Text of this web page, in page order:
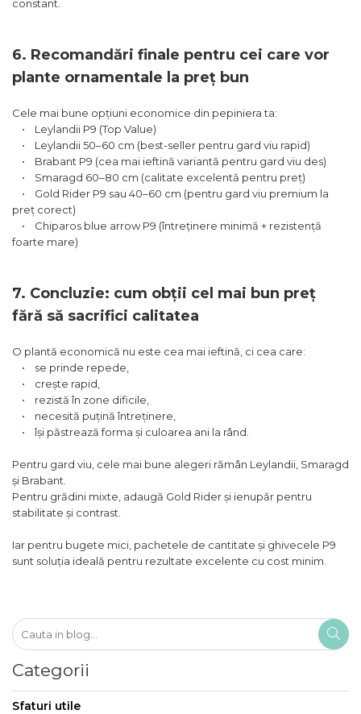
constant.
6. Recomandări finale pentru cei care vor
plante ornamentale la preț bun
Cele mai bune opțiuni economice din pepiniera ta:
• Leylandii P9 (Top Value)
• Leylandii 50–60 cm (best-seller pentru gard viu rapid)
• Brabant P9 (cea mai ieftină variantă pentru gard viu des)
• Smaragd 60–80 cm (calitate excelentă pentru preț)
• Gold Rider P9 sau 40–60 cm (pentru gard viu premium la
preț corect)
• Chiparos blue arrow P9 (întreținere minimă + rezistență
foarte mare)
7. Concluzie: cum obții cel mai bun preț
fără să sacrifici calitatea
O plantă economică nu este cea mai ieftină, ci cea care:
• se prinde repede,
• crește rapid,
• rezistă în zone dificile,
• necesită puțină întreținere,
• își păstrează forma și culoarea ani la rând.
Pentru gard viu, cele mai bune alegeri rămân Leylandii, Smaragd
și Brabant.
Pentru grădini mixte, adaugă Gold Rider și ienupăr pentru
stabilitate și contrast.
Iar pentru bugete mici, pachetele de cantitate și ghivecele P9
sunt soluția ideală pentru rezultate excelente cu cost minim.
Categorii
Sfaturi utile